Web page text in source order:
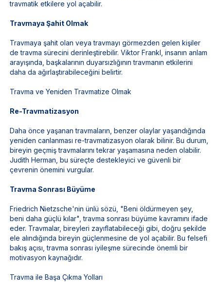
travmatik etkilere yol açabilir.
Travmaya Şahit Olmak
Travmaya şahit olan veya travmayı görmezden gelen kişiler
de travma sürecini derinleştirebilir. Viktor Frankl, insanın anlam
arayışında, başkalarının duyarsızlığının travmanın etkilerini
daha da ağırlaştırabileceğini belirtir.
Travma ve Yeniden Travmatize Olmak
Re-Travmatizasyon
Daha önce yaşanan travmaların, benzer olaylar yaşandığında
yeniden canlanması re-travmatizasyon olarak bilinir. Bu durum,
bireyin geçmiş travmalarını tekrar yaşamasına neden olabilir.
Judith Herman, bu süreçte destekleyici ve güvenli bir
çevrenin önemini vurgular.
Travma Sonrası Büyüme
Friedrich Nietzsche'nin ünlü sözü, "Beni öldürmeyen şey,
beni daha güçlü kılar", travma sonrası büyüme kavramını ifade
eder. Travmalar, bireyleri zayıflatabileceği gibi, doğru şekilde
ele alındığında bireyin güçlenmesine de yol açabilir. Bu felsefi
bakış açısı, travma sonrası iyileşme sürecinde önemli bir
motivasyon kaynağıdır.
Travma ile Başa Çıkma Yolları